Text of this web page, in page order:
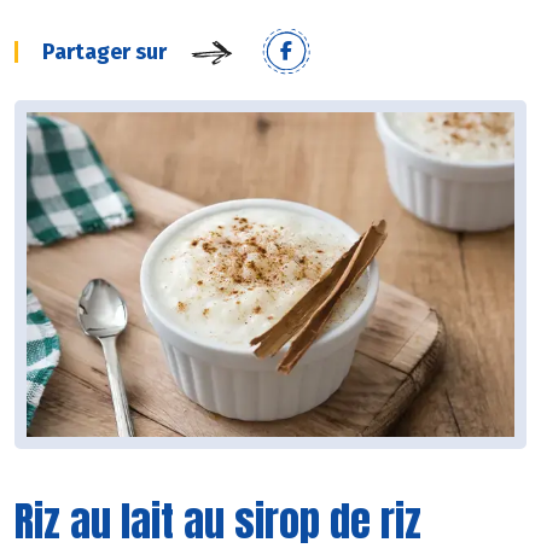
Partager sur
Riz au lait au sirop de riz